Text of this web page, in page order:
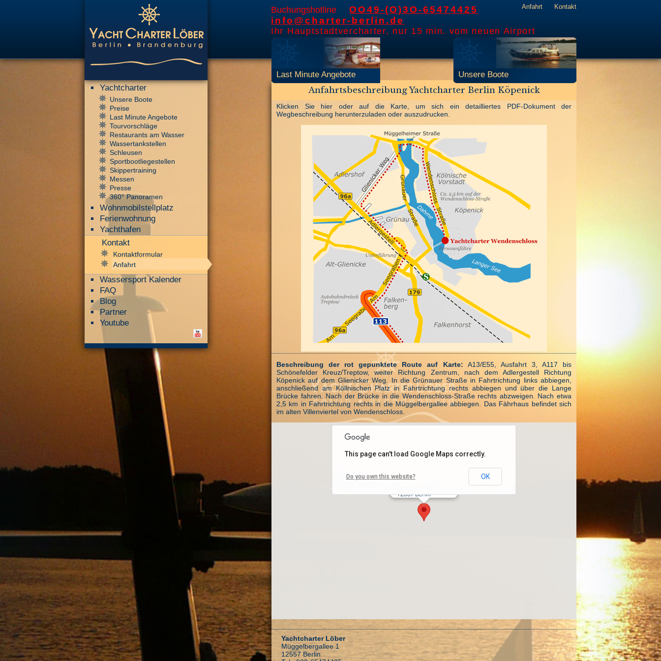
Anfahrt Kontakt
Buchungshotline
OO49-(O)3O-65474425
info@charter-berlin.de
Ihr Hauptstadtvercharter, nur 15 min. vom neuen Airport
Last Minute Angebote
Unsere Boote
Yachtcharter
Unsere Boote
Preise
Last Minute Angebote
Tourvorschläge
Restaurants am Wasser
Wassertankstellen
Schleusen
Sportbootliegestellen
Skippertraining
Messen
Presse
360° Panoramen
Wohnmobilstellplatz
Ferienwohnung
Yachthafen
Kontakt
Kontaktformular
Anfahrt
Wassersport Kalender
FAQ
Blog
Partner
Youtube
Anfahrtsbeschreibung Yachtcharter Berlin Köpenick
Klicken Sie hier oder auf die Karte, um sich ein detailliertes PDF-Dokument der
Wegbeschreibung herunterzuladen oder auszudrucken.
Beschreibung der rot gepunktete Route auf Karte: A13/E55, Ausfahrt 3, A117 bis
Schönefelder Kreuz/Treptow, weiter Richtung Zentrum, nach dem Adlergestell Richtung
Köpenick auf dem Glienicker Weg. In die Grünauer Straße in Fahrtrichtung links abbiegen,
anschließend am Köllnischen Platz in Fahrtrichtung rechts abbiegen und über die Lange
Brücke fahren. Nach der Brücke in die Wendenschloss-Straße rechts abzweigen. Nach etwa
2,5 km in Fahrtrichtung rechts in die Müggelbergallee abbiegen. Das Fährhaus befindet sich
im alten Villenviertel von Wendenschloss.
Yachtcharter Löber
12557 Berlin
This page can't load Google Maps correctly.
Do you own this website? OK
Yachtcharter Löber
Müggelbergallee 1
12557 Berlin